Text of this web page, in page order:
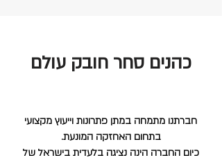
כהנים סחר חובק עולם
חברתנו מתמחה במתן פתרונות וייעוץ מקצועי
בתחום האחזקה המונעת.
כיום החברה הינה נציגה בלעדית בישראל של